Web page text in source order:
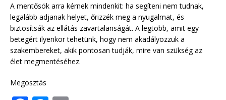
A mentősök arra kérnek mindenkit: ha segíteni nem tudnak,
legalább adjanak helyet, őrizzék meg a nyugalmat, és
biztosítsák az ellátás zavartalanságát. A legtöbb, amit egy
betegért ilyenkor tehetünk, hogy nem akadályozzuk a
szakembereket, akik pontosan tudják, mire van szükség az
élet megmentéséhez.
Megosztás